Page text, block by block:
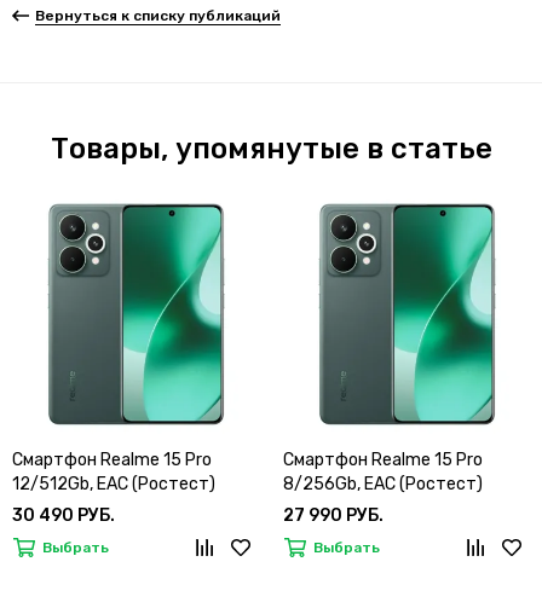
Вернуться к списку публикаций
Товары, упомянутые в статье
Смартфон Realme 15 Pro
12/512Gb, EAC (Ростест)
30 490 РУБ.
Выбрать
Смартфон Realme 15 Pro
8/256Gb, EAC (Ростест)
27 990 РУБ.
Выбрать